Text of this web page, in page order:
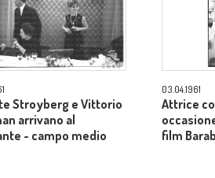
Stroyberg e Vittorio
arrivano al
- campo medio
03.04.1961
Attrice
film